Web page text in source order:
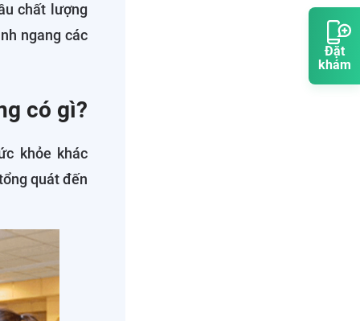
Đặt
khám
chất lượng
ngang các
có gì?
khỏe khác
quát đến